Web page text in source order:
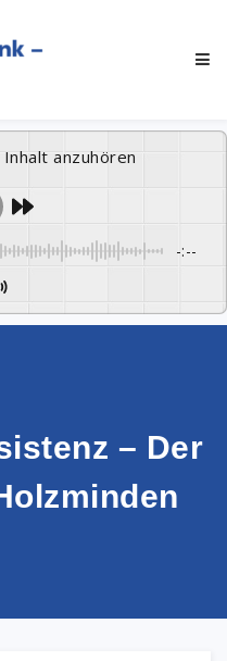
Inhalt anzuhören
-:--
– Der